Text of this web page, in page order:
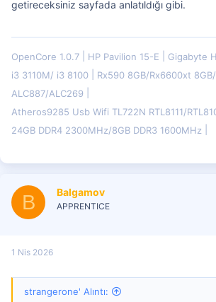
getireceksiniz sayfada anlatıldığı gibi.
OpenCore 1.0.7 HP Pavilion 15-E
Gigabyte
i3 3110M/ i3 8100
Rx590 8GB/Rx6600xt
ALC887/ALC269
Atheros9285 Usb Wifi TL722N RTL8111/
24GB DDR4 2300MHz/8GB DDR3 1600MHz
B Balgamov
APPRENTICE
1 Nis 2026
strangerone' Alıntı: